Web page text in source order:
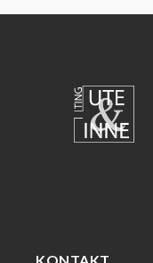
KONTAKT